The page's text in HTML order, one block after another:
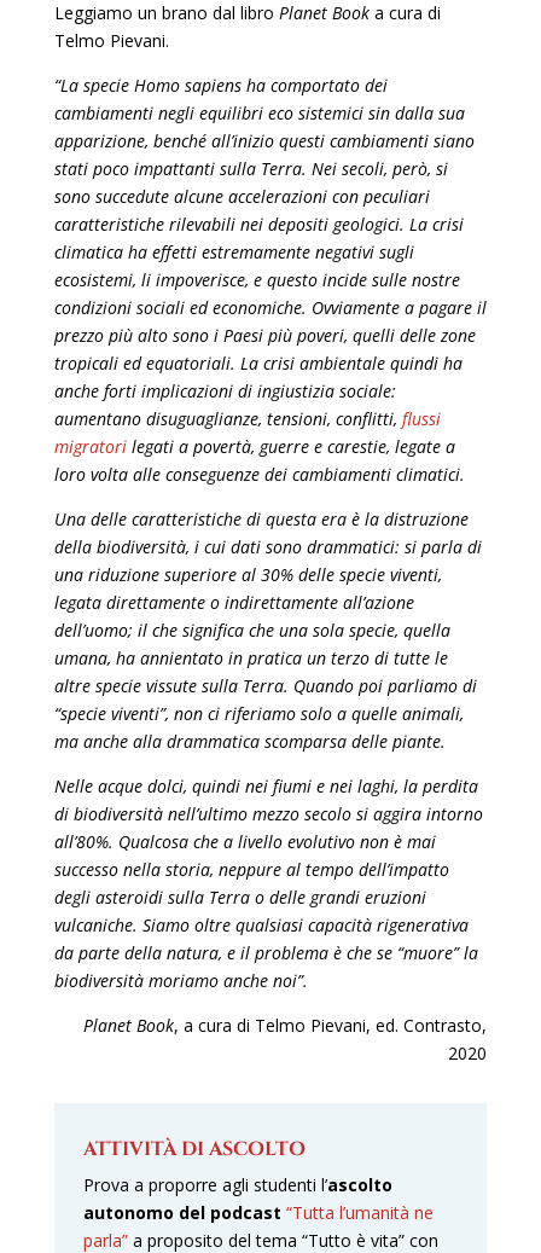
Leggiamo un brano dal libro Planet Booka cura di
Telmo Pievani.
“La specie Homo sapiens ha comportato dei
cambiamenti negli equilibri eco sistemici sin dalla sua
apparizione, benché all’inizio questi cambiamenti siano
stati poco impattanti sulla Terra. Nei secoli, però, si
sono succedute alcune accelerazioni con peculiari
caratteristiche rilevabili nei depositi geologici. La crisi
climatica ha effetti estremamente negativi sugli
ecosistemi, li impoverisce, e questo incide sulle nostre
condizioni sociali ed economiche. Ovviamente a pagare il
prezzo più alto sono i Paesi più poveri, quelli delle zone
tropicali ed equatoriali. La crisi ambientale quindi ha
anche forti implicazioni di ingiustizia sociale:
aumentano disuguaglianze, tensioni, conflitti, flussi
migratorilegati a povertà, guerre e carestie, legate a
loro volta alle conseguenze dei cambiamenti climatici.
Una delle caratteristiche di questa era è la distruzione
della biodiversità, i cui dati sono drammatici: si parla di
una riduzione superiore al 30% delle specie viventi,
legata direttamente o indirettamente all’azione
dell’uomo; il che significa che una sola specie, quella
umana, ha annientato in pratica un terzo di tutte le
altre specie vissute sulla Terra. Quando poi parliamo di
“specie viventi”, non ci riferiamo solo a quelle animali,
ma anche alla drammatica scomparsa delle piante.
Nelle acque dolci, quindi nei fiumi e nei laghi, la perdita
di biodiversità nell’ultimo mezzo secolo si aggira intorno
all’80%. Qualcosa che a livello evolutivo non è mai
successo nella storia, neppure al tempo dell’impatto
degli asteroidi sulla Terra o delle grandi eruzioni
vulcaniche. Siamo oltre qualsiasi capacità rigenerativa
da parte della natura, e il problema è che se “muore” la
biodiversità moriamo anche noi”.
Planet Book, a cura di Telmo Pievani, ed. Contrasto,
2020
ATTIVITÀ DI ASCOLTO
Prova a proporre agli studenti l’ascolto
autonomo del podcast “Tutta l’umanità ne
parla”a proposito del tema “Tutto è vita” con